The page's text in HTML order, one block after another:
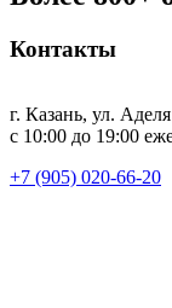
Контакты
г. Казань, ул.
с 10:00 до 19:00
+7 (905) 020-66-20